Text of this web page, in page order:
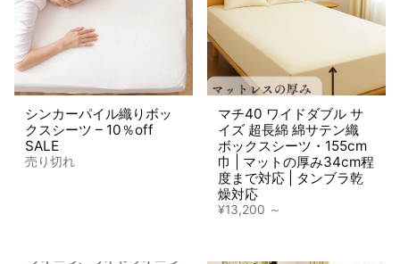
シンカーパイル織りボッ
クスシーツ – 10％off
SALE
売り切れ
マチ40 ワイドダブル サ
イズ 超長綿 綿サテン織
ボックスシーツ・155cm
巾 | マットの厚み34cm程
度まで対応 | タンブラ乾
燥対応
¥13,200